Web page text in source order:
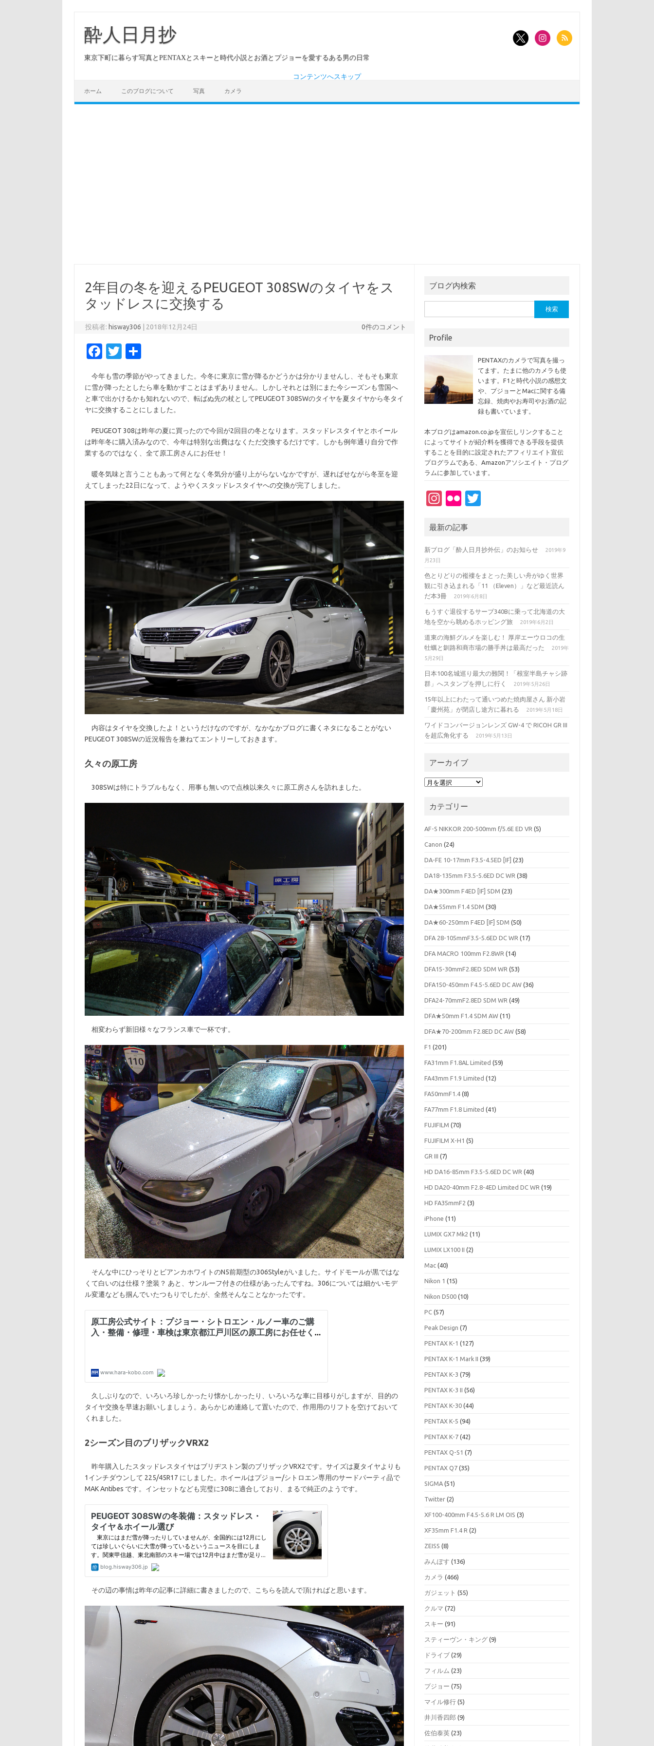
酔人日月抄
東京下町に暮らす写真とPENTAXとスキーと時代小説とお酒とプジョーを愛するある男の日常
コンテンツへスキップ
ホーム このブログについて 写真 カメラ
2年目の冬を迎えるPEUGEOT 308SWのタイヤをス
タッドレスに交換する
投稿者: hisway306 2018年12月24日 0件のコメント
Fa
e
b
o
o
k
T
it
te
r
今年も雪の季節がやってきました。今冬に東京に雪が降るかどうかは分かりませんし、そもそも東京
に雪が降ったとしたら車を動かすことはまずありません。しかしそれとは別にまた今シーズンも雪国へ
と車で出かけるかも知れないので、転ばぬ先の杖としてPEUGEOT 308SWのタイヤを夏タイヤから冬タイ
ヤに交換することにしました。
PEUGEOT 308は昨年の夏に買ったので今回が2回目の冬となります。スタッドレスタイヤとホイール
は昨年冬に購入済みなので、今年は特別な出費はなくただ交換するだけです。しかも例年通り自分で作
業するのではなく、全て原工房さんにお任せ！
暖冬気味と言うこともあって何となく冬気分が盛り上がらないなかですが、遅ればせながら冬至を迎
えてしまった22日になって、ようやくスタッドレスタイヤへの交換が完了しました。
内容はタイヤを交換したよ！というだけなのですが、なかなかブログに書くネタになることがない
PEUGEOT 308SWの近況報告を兼ねてエントリーしておきます。
久々の原工房
308SWは特にトラブルもなく、用事も無いので点検以来久々に原工房さんを訪れました。
相変わらず新旧様々なフランス車で一杯です。
そんな中にひっそりとビアンカホワイトのN5前期型の306Styleがいました。サイドモールが黒ではな
くて白いのは仕様？塗装？ あと、サンルーフ付きの仕様があったんですね。306については細かいモデ
ル変遷なども掴んでいたつもりでしたが、全然そんなことなかったです。
久しぶりなので、いろいろ珍しかったり懐かしかったり、いろいろな車に目移りがしますが、目的の
タイヤ交換を早速お願いしましょう。あらかじめ連絡して置いたので、作用用のリフトを空けておいて
くれました。
2シーズン目のブリザックVRX2
昨年購入したスタッドレスタイヤはブリヂストン製のブリザックVRX2です。サイズは夏タイヤよりも
1インチダウンして 225/45R17 にしました。ホイールはプジョー/シトロエン専用のサードパーティ品で
MAK Antibes です。インセットなども完璧に308に適合しており、まるで純正のようです。
その辺の事情は昨年の記事に詳細に書きましたので、こちらを読んで頂ければと思います。
ブログ内検索
索:
Profile
PENTAXのカメラで写真を撮っ
てます。たまに他のカメラも使
います。F1と時代小説の感想文
や、プジョーとMacに関する備
忘録、焼肉やお寿司やお酒の記
録も書いています。
本ブログはamazon.co.jpを宣伝しリンクすること
によってサイトが紹介料を獲得できる手段を提供
することを目的に設定されたアフィリエイト宣伝
プログラムである、Amazonアソシエイト・プログ
ラムに参加しています。
In
a
gr
m
Fl
kr
te
最新の記事
新ブログ「酔人日月抄外伝」のお知らせ
2019年9
月23日
色とりどりの襤褸をまとった美しい舟がゆく世界
観に引き込まれる「11 （Eleven）」など最近読ん
だ本3冊
2019年6月8日
もうすぐ退役するサーブ340Bに乗って北海道の大
地を空から眺めるホッピング旅
2019年6月2日
道東の海鮮グルメを楽しむ！ 厚岸エーウロコの生
牡蠣と釧路和商市場の勝手丼は最高だった
2019年
5月29日
日本100名城巡り最大の難関！「根室半島チャシ跡
群」へスタンプを押しに行く
2019年5月26日
15年以上にわたって通いつめた焼肉屋さん 新小岩
「慶州苑」が閉店し途方に暮れる
2019年5月18日
ワイドコンバージョンレンズ GW-4 で RICOH GR III
を超広角化する
2019年5月13日
アーカイブ
ア
イカテゴリー
AF-S NIKKOR 200-500mm f/5.6E ED VR (5)
Canon (24)
DA-FE 10-17mm F3.5-4.5ED [IF] (23)
DA18-135mm F3.5-5.6ED DC WR (38)
DA★300mm F4ED [IF] SDM (23)
DA★55mm F1.4 SDM (30)
DA★60-250mm F4ED [IF] SDM (50)
DFA 28-105mmF3.5-5.6ED DC WR (17)
DFA MACRO 100mm F2.8WR (14)
DFA15-30mmF2.8ED SDM WR (53)
DFA150-450mm F4.5-5.6ED DC AW (36)
DFA24-70mmF2.8ED SDM WR (49)
DFA★50mm F1.4 SDM AW (11)
DFA★70-200mm F2.8ED DC AW (58)
F1 (201)
FA31mm F1.8AL Limited (59)
FA43mm F1.9 Limited (12)
FA50mmF1.4 (8)
FA77mm F1.8 Limited (41)
FUJIFILM (70)
FUJIFILM X-H1 (5)
GR III (7)
HD DA16-85mm F3.5-5.6ED DC WR (40)
HD DA20-40mm F2.8-4ED Limited DC WR (19)
HD FA35mmF2 (3)
iPhone (11)
LUMIX GX7 Mk2 (11)
LUMIX LX100 II (2)
Mac (40)
Nikon 1 (15)
Nikon D500 (10)
PC (57)
Peak Design (7)
PENTAX K-1 (127)
PENTAX K-1 Mark II (39)
PENTAX K-3 (79)
PENTAX K-3 II (56)
PENTAX K-30 (44)
PENTAX K-5 (94)
PENTAX K-7 (42)
PENTAX Q-S1 (7)
PENTAX Q7 (35)
SIGMA (51)
Twitter (2)
XF100-400mm F4.5-5.6 R LM OIS (3)
XF35mm F1.4 R (2)
ZEISS (8)
みんぽす (136)
カメラ (466)
ガジェット (55)
クルマ (72)
スキー (91)
スティーヴン・キング (9)
ドライブ (29)
フィルム (23)
プジョー (75)
マイル修行 (5)
井川香四郎 (9)
佐伯泰英 (23)